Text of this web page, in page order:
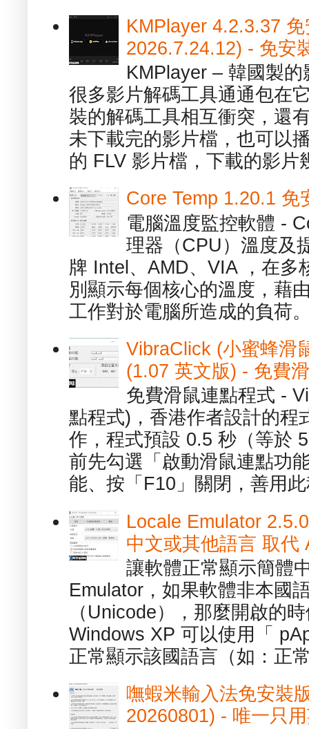
KMPlayer 4.2.3.37
2026.7.24.12) - 免安
KMPlayer – 韓國製
很多影片解碼工具通通包在
裝的解碼工具相互衝突，還
未下載完的影片檔，也可以
的 FLV 影片檔，下載的影片
Core Temp 1.20.1 免
電腦溫度監控軟體 -
理器（CPU）溫度及
牌 Intel、AMD、VIA ，在多
別顯示每個核心的溫度，藉
工作對於電腦所造成的負荷
VibraClick (小蜜蜂滑
(1.07 英文版) - 免費
免費滑鼠連點程式 -
點程式)，香港作者設計的程
作，程式預設 0.5 秒（等於
前先勾選「啟動滑鼠連點功
能、按「F10」關閉，善用
Locale Emulator
中文或其他語言 取代
讓軟體正常顯示簡體
Emulator，如果軟體非本國
（Unicode），那麼開啟的
Windows XP 可以使用「
正常顯示該國語言（如：正
嘸蝦米輸入法免安裝
20260801) - 唯一只